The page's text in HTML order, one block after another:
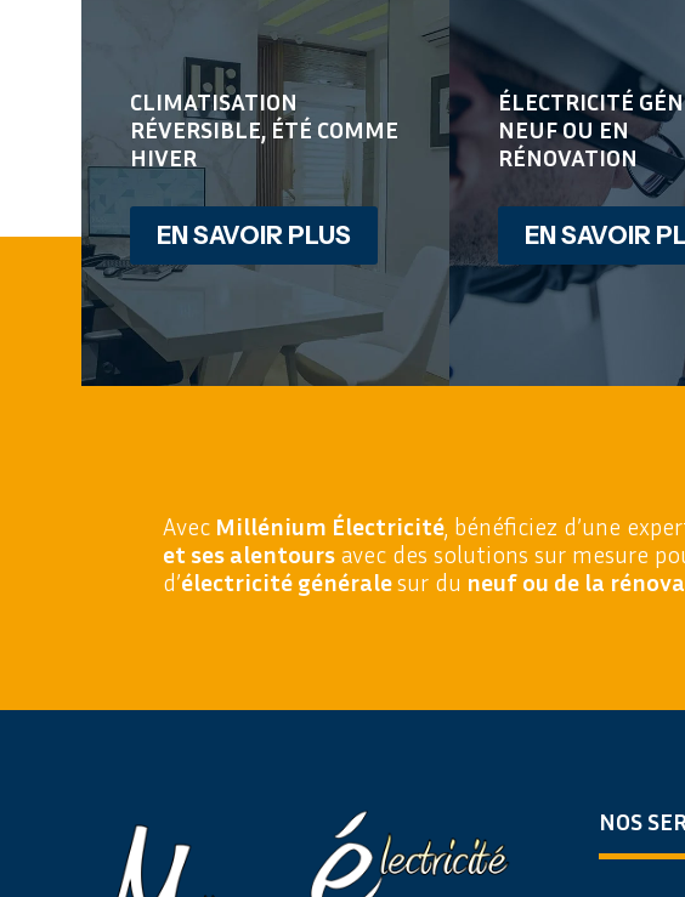
CLIMATISATION
RÉVERSIBLE, ÉTÉ COMME
HIVER
EN SAVOIR PLUS
ÉLECTRICITÉ
NEUF OU EN
RÉNOVATION
EN SAVOIR
Avec Millénium Électricité , bénéficiez d’une
et ses alentours avec des solutions sur mesure
d’électricité généralesur du neuf ou de la
NOS